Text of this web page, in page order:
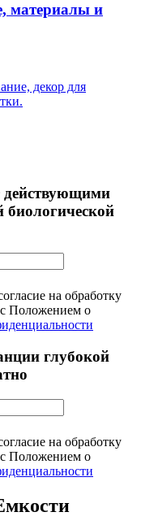
материалы и
декор для
действующими
на обработку
с Положением о
глубокой
на обработку
с Положением о